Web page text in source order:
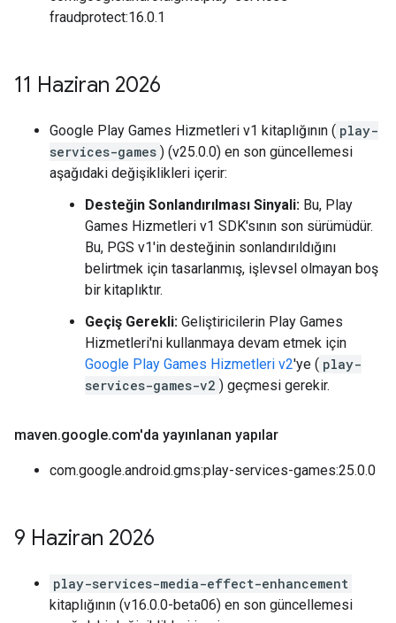
fraudprotect:16.0.1
11 Haziran 2026
Google Play Games Hizmetleri v1 kitaplığının ( play-
services-games ) (v25.0.0) en son güncellemesi
aşağıdaki değişiklikleri içerir:
Desteğin Sonlandırılması Sinyali: Bu, Play
Games Hizmetleri v1 SDK'sının son sürümüdür.
Bu, PGS v1'in desteğinin sonlandırıldığını
belirtmek için tasarlanmış, işlevsel olmayan boş
bir kitaplıktır.
Geçiş Gerekli: Geliştiricilerin Play Games
Hizmetleri'ni kullanmaya devam etmek için
Google Play Games Hizmetleri v2'ye ( play-
services-games-v2 ) geçmesi gerekir.
maven.google.com'da yayınlanan yapılar
com.google.android.gms:play-services-games:25.0.0
9 Haziran 2026
play-services-media-effect-enhancement
kitaplığının (v16.0.0-beta06) en son güncellemesi